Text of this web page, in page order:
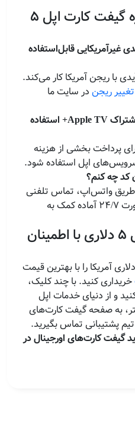
سوالات متداول درباره گیفت کارت اپل 5
غیرآمریکایی قابل‌استفاده
با ریجن آمریکا کار می‌کند.
ریجن در سایت ما
آیا می‌توانم از این کارت برای اشتراک Apple TV+ استفاده
برای پرداخت بخشی از هزینه
کد چه کنم؟
طریق واتس‌اپ، تماس تلفنی
به‌صورت 24/7 آماده کمک به
خرید گیفت کارت اپل 5 دلاری با اطمینان
همین حالا گیفت کارت اپل 5 دلاری آمریکا را با بهترین قیمت
خریداری کنید. با چند کلیک،
و از دنیای خدمات اپل
به صفحه گیفت کارت‌های
پشتیبانی تماس بگیرید.
گیفت کارت‌های اورجینال در